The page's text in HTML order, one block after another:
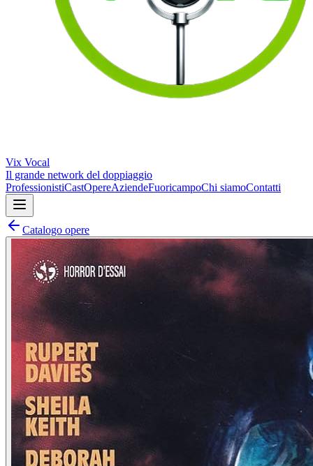
Vix Vocal
Il grande network del doppiaggio
ProfessionistiCastOpereAziendeFuoricampoChi siamoContatti
Catalogo opere